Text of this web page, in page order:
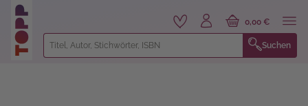
springen
Suchen
0,00 €